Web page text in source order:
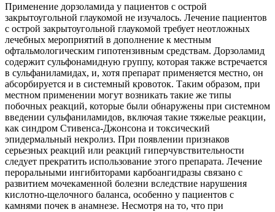
Применение дорзоламида у пациентов с острой
закрытоугольной глаукомой не изучалось. Лечение пациентов
с острой закрытоугольной глаукомой требует неотложных
лечебных мероприятий в дополнение к местным
офтальмологическим гипотензивным средствам. Дорзоламид
содержит сульфонамидную группу, которая также встречается
в сульфаниламидах, и, хотя препарат применяется местно, он
абсорбируется и в системный кровоток. Таким образом, при
местном применении могут возникать такие же типы
побочных реакций, которые были обнаружены при системном
введении сульфаниламидов, включая такие тяжелые реакции,
как синдром Стивенса-Джонсона и токсический
эпидермальный некролиз. При появлении признаков
серьезных реакций или реакций гиперчувствительности
следует прекратить использование этого препарата. Лечение
пероральными ингибиторами карбоангидразы связано с
развитием мочекаменной болезни вследствие нарушения
кислотно-щелочного баланса, особенно у пациентов с
камнями почек в анамнезе. Несмотря на то, что при